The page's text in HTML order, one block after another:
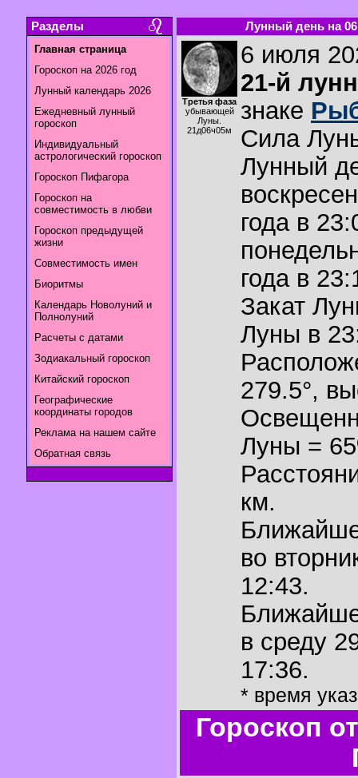
Разделы
Главная страница
Гороскоп на 2026 год
Лунный календарь 2026
Ежедневный лунный
гороскоп
Индивидуальный
астрологический гороскоп
Гороскоп Пифагора
Гороскоп на
совместимость в любви
Гороскоп предыдущей
жизни
Совместимость имен
Биоритмы
Календарь Новолуний и
Полнолуний
Расчеты с датами
Зодиакальный гороскоп
Китайский гороскоп
Географические
координаты городов
Реклама на нашем сайте
Обратная связь
Лунный день на
Третья фаза
убывающей
Луны.
21д06ч05м
6 июля
21-й
знаке
Сила
Лунный
года в
года в
Закат
Луны в
279.5°,
Луны =
км.
во
12:43.
в среду
17:36.
* время
Гороскоп